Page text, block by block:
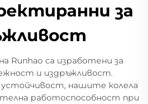
за
Runhao са изработени за
и издръжливост.
нашите колела
работоспособност при